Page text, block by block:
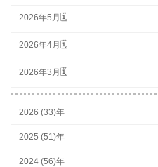
2026年5月🗓
2026年4月🗓
2026年3月🗓
2026 (33)年
2025 (51)年
2024 (56)年